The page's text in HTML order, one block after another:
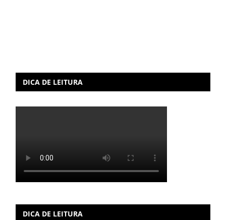
DICA DE LEITURA
DICA DE LEITURA